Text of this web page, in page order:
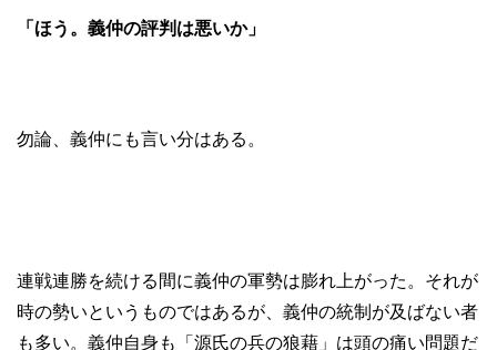
「ほう。義仲の評判は悪いか」
勿論、義仲にも言い分はある。
連戦連勝を続ける間に義仲の軍勢は膨れ上がった。それが
時の勢いというものではあるが、義仲の統制が及ばない者
も多い。義仲自身も「源氏の兵の狼藉」は頭の痛い問題だ